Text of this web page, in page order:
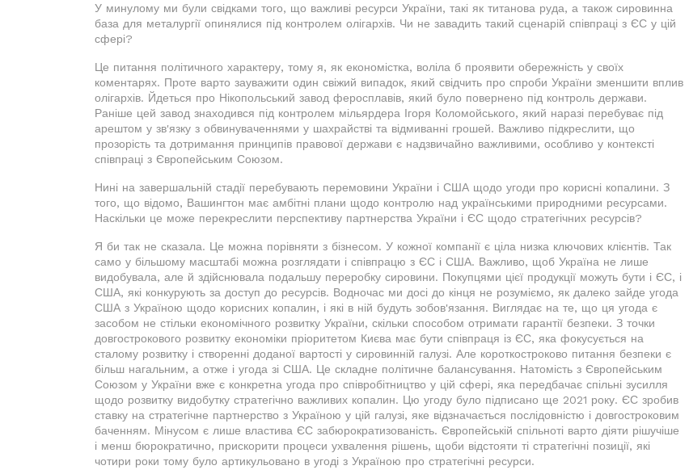
У минулому ми були свідками того, що важливі ресурси України, такі як титанова руда, а також сировинна
база для металургії опинялися під контролем олігархів. Чи не завадить такий сценарій співпраці з ЄС у цій
сфері?
Це питання політичного характеру, тому я, як економістка, воліла б проявити обережність у своїх
коментарях. Проте варто зауважити один свіжий випадок, який свідчить про спроби України зменшити вплив
олігархів. Йдеться про Нікопольський завод феросплавів, який було повернено під контроль держави.
Раніше цей завод знаходився під контролем мільярдера Ігоря Коломойського, який наразі перебуває під
арештом у зв'язку з обвинуваченнями у шахрайстві та відмиванні грошей. Важливо підкреслити, що
прозорість та дотримання принципів правової держави є надзвичайно важливими, особливо у контексті
співпраці з Європейським Союзом.
Нині на завершальній стадії перебувають перемовини України і США щодо угоди про корисні копалини. З
того, що відомо, Вашингтон має амбітні плани щодо контролю над українськими природними ресурсами.
Наскільки це може перекреслити перспективу партнерства України і ЄС щодо стратегічних ресурсів?
Я би так не сказала. Це можна порівняти з бізнесом. У кожної компанії є ціла низка ключових клієнтів. Так
само у більшому масштабі можна розглядати і співпрацю з ЄС і США. Важливо, щоб Україна не лише
видобувала, але й здійснювала подальшу переробку сировини. Покупцями цієї продукції можуть бути і ЄС, і
США, які конкурують за доступ до ресурсів. Водночас ми досі до кінця не розуміємо, як далеко зайде угода
США з Україною щодо корисних копалин, і які в ній будуть зобов'язання. Виглядає на те, що ця угода є
засобом не стільки економічного розвитку України, скільки способом отримати гарантії безпеки. З точки
довгострокового розвитку економіки пріоритетом Києва має бути співпраця із ЄС, яка фокусується на
сталому розвитку і створенні доданої вартості у сировинній галузі. Але короткостроково питання безпеки є
більш нагальним, а отже і угода зі США. Це складне політичне балансування. Натомість з Європейським
Союзом у України вже є конкретна угода про співробітництво у цій сфері, яка передбачає спільні зусилля
щодо розвитку видобутку стратегічно важливих копалин. Цю угоду було підписано ще 2021 року. ЄС зробив
ставку на стратегічне партнерство з Україною у цій галузі, яке відзначається послідовністю і довгостроковим
баченням. Мінусом є лише властива ЄС забюрократизованість. Європейській спільноті варто діяти рішучіше
і менш бюрократично, прискорити процеси ухвалення рішень, щоби відстояти ті стратегічні позиції, які
чотири роки тому було артикульовано в угоді з Україною про стратегічні ресурси.